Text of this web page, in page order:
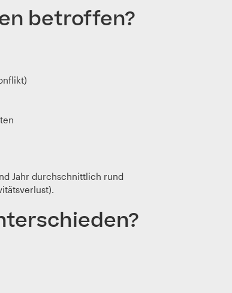
betroffen?
Jahr durchschnittlich rund